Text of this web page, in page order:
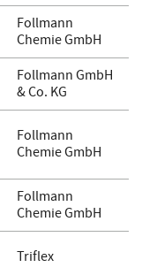
Follmann
Chemie GmbH
Follmann GmbH
& Co. KG
Follmann
Chemie GmbH
Follmann
Chemie GmbH
Triflex